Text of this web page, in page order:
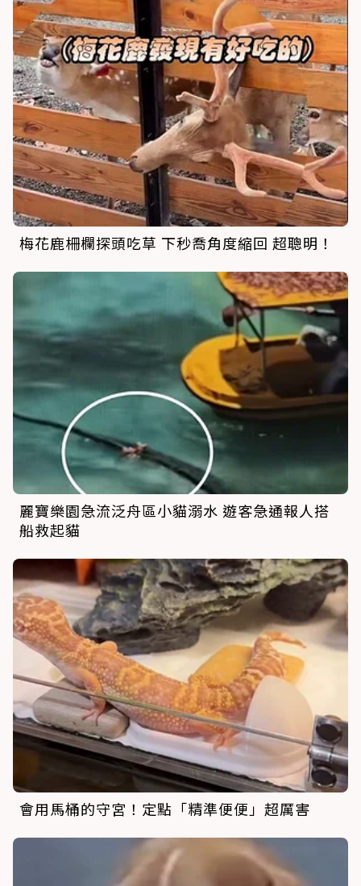
梅花鹿柵欄探頭吃草 下秒喬角度縮回 超聰明！
麗寶樂園急流泛舟區小貓溺水 遊客急通報人搭
船救起貓
會用馬桶的守宮！定點「精準便便」超厲害